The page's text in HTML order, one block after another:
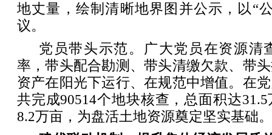
地丈量，绘制清晰地界图并公示，以“
议。
党员带头示范。广大党员在资源清
率，带头配合勘测、带头清缴欠款、带
资产在阳光下运行、在规范中增值。在
共完成90514个地块核查，总面积达
8.2万亩，为盘活土地资源奠定坚实基础。